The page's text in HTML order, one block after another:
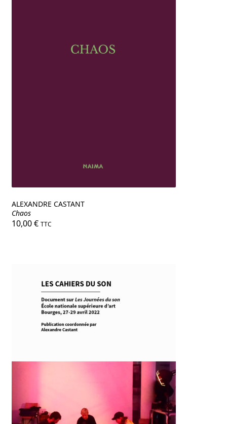
ALEXANDRE CASTANT
Chaos
10,00€ TTC